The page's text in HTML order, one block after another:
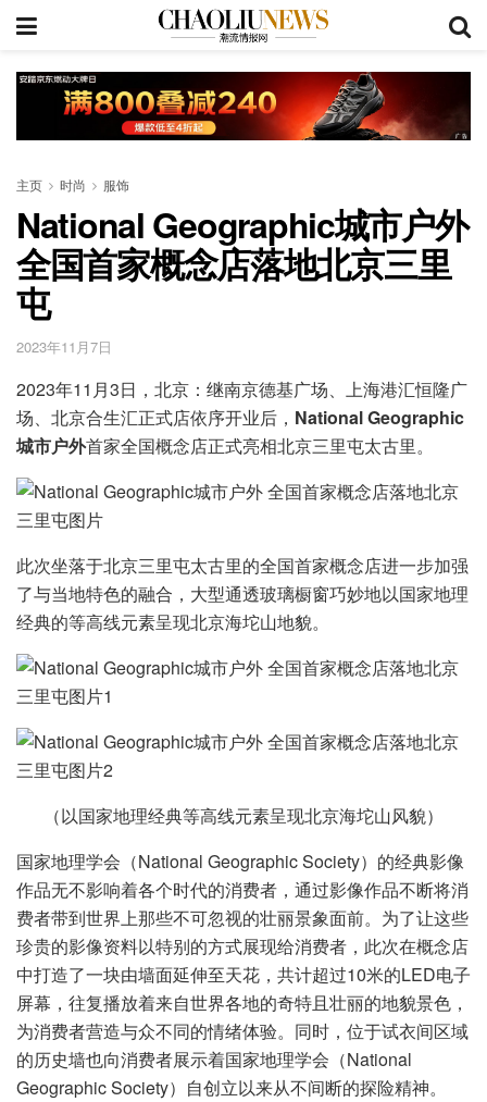
主页 时尚 服饰
National Geographic城市户外
全国首家概念店落地北京三里
屯
2023年11月7日
2023年11月3日，北京：继南京德基广场、上海港汇恒隆广
场、北京合生汇正式店依序开业后， National Geographic
城市户外首家全国概念店正式亮相北京三里屯太古里。
此次坐落于北京三里屯太古里的全国首家概念店进一步加强
了与当地特色的融合，大型通透玻璃橱窗巧妙地以国家地理
经典的等高线元素呈现北京海坨山地貌。
（以国家地理经典等高线元素呈现北京海坨山风貌）
国家地理学会（National Geographic Society）的经典影像
作品无不影响着各个时代的消费者，通过影像作品不断将消
费者带到世界上那些不可忽视的壮丽景象面前。为了让这些
珍贵的影像资料以特别的方式展现给消费者，此次在概念店
中打造了一块由墙面延伸至天花，共计超过10米的LED电子
屏幕，往复播放着来自世界各地的奇特且壮丽的地貌景色，
为消费者营造与众不同的情绪体验。同时，位于试衣间区域
的历史墙也向消费者展示着国家地理学会（National
Geographic Society）自创立以来从不间断的探险精神。